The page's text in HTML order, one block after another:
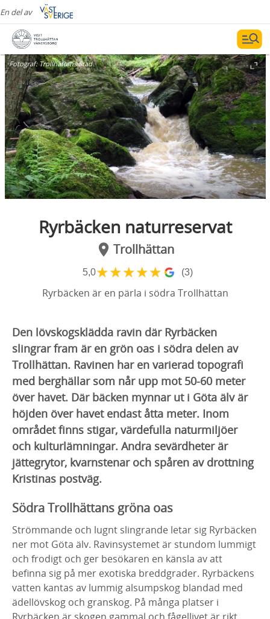
En del av
Fotograf: Trollhättans Stad
Ryrbäcken naturreservat
Trollhättan
5,0★★★★★ (3)
Ryrbäcken är en pärla i södra Trollhättan
Den lövskogsklädda ravin där Ryrbäcken
slingrar fram är en grön oas i södra delen av
Trollhättan. Ravinen har en varierad topografi
med berghällar som når upp mot 50-60 meter
över havet. Där bäcken mynnar ut i Göta älv är
höjden över havet endast åtta meter. Inom
området finns stigar, värdefulla naturmiljöer
och kulturlämningar. Andra sevärdheter är
jättegrytor, kvarnstenar och spåren av drottning
Kristinas postväg.
Södra Trollhättans gröna oas
Strömmande och lugnt slingrande letar sig Ryrbäcken
ner mot Göta älv. Ravinsystemet är stundom lummigt
och frodigt och ger besökaren en känsla av att
befinna sig på mer exotiska breddgrader. Ryrbäckens
vatten kantas av lummig alsumpskog blandad med
ädellövskog och granskog. På många platser i